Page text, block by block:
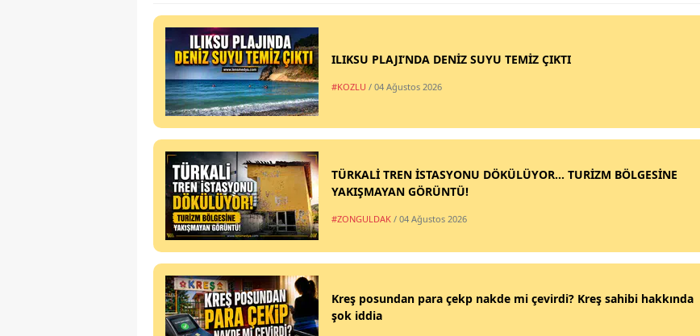
ILIKSU PLAJI’NDA DENİZ SUYU TEMİZ ÇIKTI
#KOZLU / 04 Ağustos 2026
TÜRKALİ TREN İSTASYONU DÖKÜLÜYOR... TURİZM BÖLGESİNE
YAKIŞMAYAN GÖRÜNTÜ!
#ZONGULDAK / 04 Ağustos 2026
Kreş posundan para çekp nakde mi çevirdi? Kreş sahibi hakkında
şok iddia